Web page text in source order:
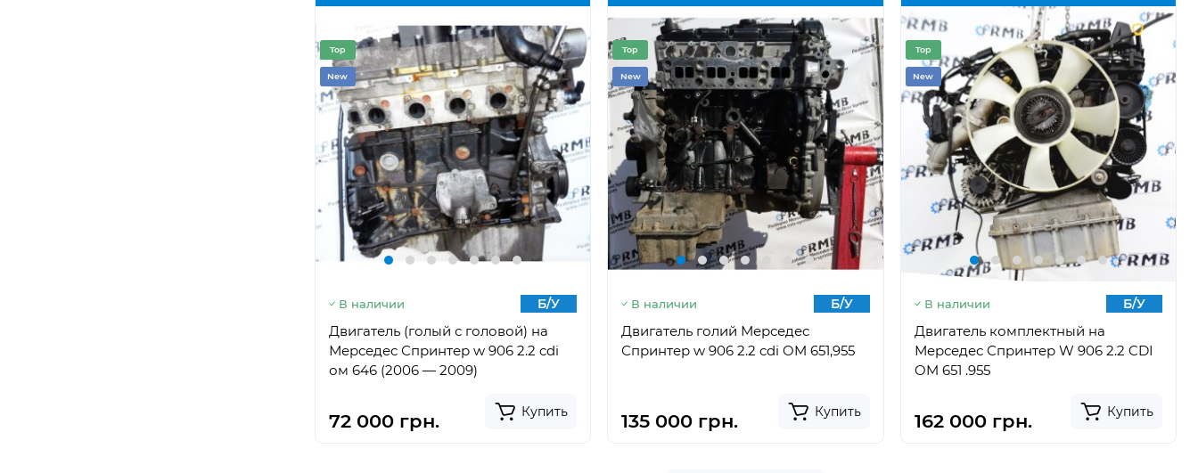
Top
New
В наличии Б/У
Двигатель (голый с головой) на
Мерседес Спринтер w 906 2.2 cdi
ом 646 (2006 — 2009)
72 000 грн. Купить
Top
New
В наличии Б/У
Двигатель голий Мерседес
Спринтер w 906 2.2 cdi OM 651,955
135 000 грн. Купить
Top
New
В наличии Б/У
Двигатель комплектный на
Мерседес Спринтер W 906 2.2 CDI
OM 651 .955
162 000 грн. Купить